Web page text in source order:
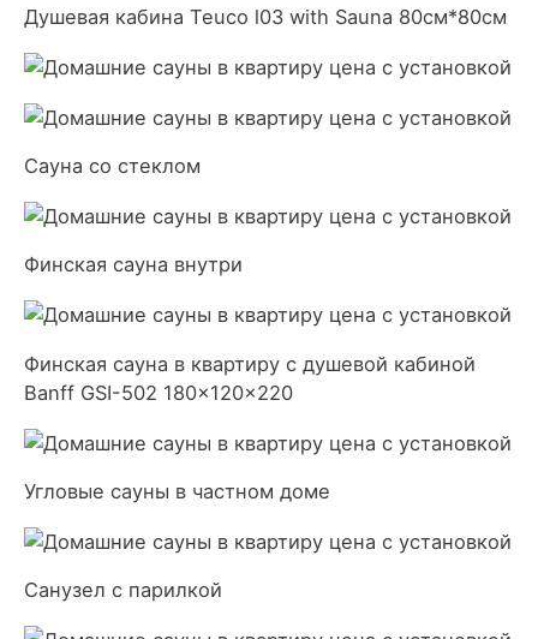
Душевая кабина Teuco l03 with Sauna 80см*80см
Сауна со стеклом
Финская сауна внутри
Финская сауна в квартиру с душевой кабиной
Banff GSI-502 180x120x220
Угловые сауны в частном доме
Санузел с парилкой